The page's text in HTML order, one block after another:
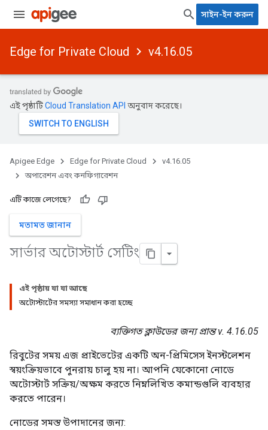
সাইন-ইন করুন
Edge for Private Cloud v4.16.05
এই পৃষ্ঠাটিCloud Translation API অনুবাদ করেছে।
Apigee Edge Edge for Private Cloud
v4.16.05
অপারেশন এবং কনফিগারেশন
এটি কাজে লেগেছে?
মতামত জানান
সার্ভার অটোস্টার্ট সেটিং
এই পৃষ্ঠায় যা যা আছে
অটোস্টার্টের সমস্যা সমাধান করা হচ্ছে
ব্যক্তিগত ক্লাউডের জন্য প্রান্ত v. 4.16.05
রিবুটের সময় এজ প্রাইভেটের একটি অন-প্রিমিসেস ইনস্টলেশন
স্বয়ংক্রিয়ভাবে পুনরায় চালু হয় না। আপনি যেকোনো নোডে
অটোস্টার্ট সক্রিয়/অক্ষম করতে নিম্নলিখিত কমান্ডগুলি ব্যবহার
করতে পারেন।
নোডের সমস্ত উপাদানের জন্য: